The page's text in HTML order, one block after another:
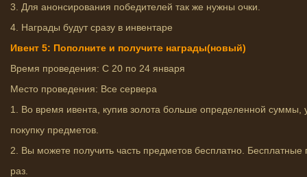
3. Для анонсирования победителей так же нужны очки.
4. Награды будут сразу в инвентаре
Ивент 5: Пополните и получите награды(новый)
Время проведения: С 20 по 24 января
Место проведения: Все сервера
1. Во время ивента, купив золота больше определенной суммы,
покупку предметов.
2. Вы можете получить часть предметов бесплатно. Бесплатные
раз.